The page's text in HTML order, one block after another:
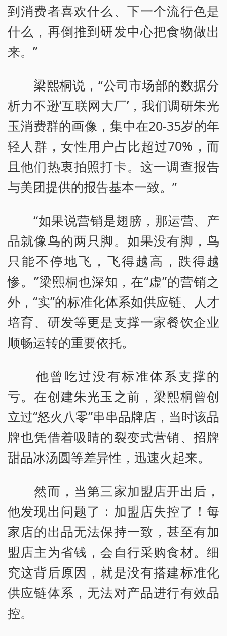
到消费者喜欢什么、下一个流行色是
什么，再倒推到研发中心把食物做出
来。”
梁熙桐说，“公司市场部的数据分
析力不逊‘互联网大厂’，我们调研朱光
玉消费群的画像，集中在20-35岁的年
轻人群，女性用户占比超过70%，而
且他们热衷拍照打卡。这一调查报告
与美团提供的报告基本一致。”
“如果说营销是翅膀，那运营、产
品就像鸟的两只脚。如果没有脚，鸟
只能不停地飞，飞得越高，跌得越
惨。”梁熙桐也深知，在“虚”的营销之
外，“实”的标准化体系如供应链、人才
培育、研发等更是支撑一家餐饮企业
顺畅运转的重要依托。
他曾吃过没有标准体系支撑的
亏。在创建朱光玉之前，梁熙桐曾创
立过“怒火八零”串串品牌店，当时该品
牌也凭借着吸睛的裂变式营销、招牌
甜品冰汤圆等差异性，迅速火起来。
然而，当第三家加盟店开出后，
他发现出问题了：加盟店失控了！每
家店的出品无法保持一致，甚至有加
盟店主为省钱，会自行采购食材。细
究这背后原因，就是没有搭建标准化
供应链体系，无法对产品进行有效品
控。